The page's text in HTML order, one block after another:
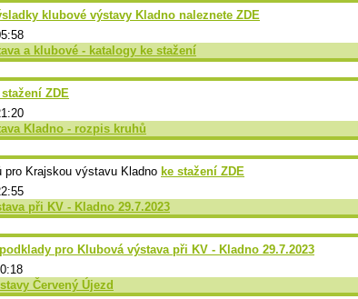
klubové výstavy Kladno naleznete ZDE
a klubové - katalogy ke stažení
ZDE
Kladno - rozpis kruhů
pro Krajskou výstavu Kladno ke stažení ZDE
při KV - Kladno 29.7.2023
pro Klubová výstava při KV - Kladno 29.7.2023
Červený Újezd